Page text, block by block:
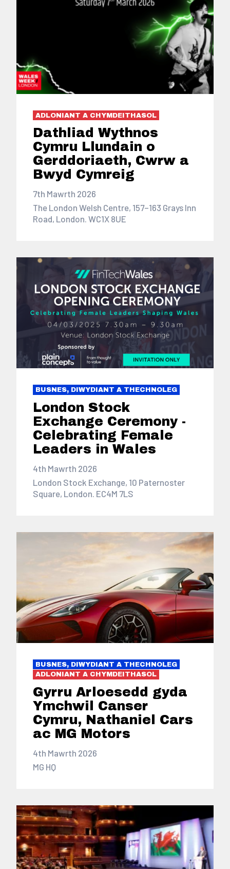
ADLONIANT A CHYMDEITHASOL
Dathliad Wythnos
Cymru Llundain o
Gerddoriaeth, Cwrw a
Bwyd Cymreig
7th Mawrth 2026
The London Welsh Centre, 157–163 Grays Inn
Road, London. WC1X 8UE
BUSNES, DIWYDIANT A THECHNOLEG
London Stock
Exchange Ceremony -
Celebrating Female
Leaders in Wales
4th Mawrth 2026
London Stock Exchange, 10 Paternoster
Square, London. EC4M 7LS
BUSNES, DIWYDIANT A THECHNOLEG
ADLONIANT A CHYMDEITHASOL
Gyrru Arloesedd gyda
Ymchwil Canser
Cymru, Nathaniel Cars
ac MG Motors
4th Mawrth 2026
MG HQ